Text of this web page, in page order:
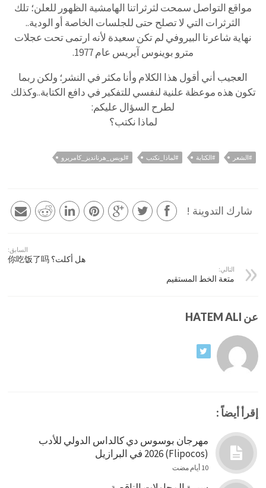
مواقع التواصل سمحت لثرثراتنا الهامشية الظهور للعلن؛ تلك
الثرثرات التي لا تصلح حتى للجلسات الخاصة أو الودية..
نهاية شاعرنا البيروفي لم تكن سعيدة لأنه ارتمى تحت عجلات
مترو بوينوس آيريس عام 1977.
العجيب أني أقول هذا الكلام وأنا مكثر في النشر؛ ولكن ربما
تكون هذه موعظة علنية لنفسي للتفكير في دافع الكتابة..وكذلك
لطرح السؤال عليكم:
لماذا نكتب؟
#الشعر #الكتابة #لماذا_نكتب #لويس_هرنانديز_كامريرو
شارك التدوينة !
السابق:
هل أكلت؟ 你吃饭了吗
التالي:
متعة الخط المستقيم
عن HATEM ALI
إقرأ أيضاً :
مهرجان بوسوس دي كالداس الدولي للأدب
(Flipocos) 2026 في البرازيل
10 أيام مضت